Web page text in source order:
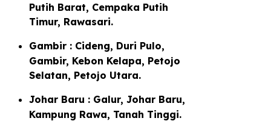
Putih Barat, Cempaka Putih
Timur, Rawasari.
Gambir : Cideng, Duri Pulo,
Gambir, Kebon Kelapa, Petojo
Selatan, Petojo Utara.
Johar Baru : Galur, Johar Baru,
Kampung Rawa, Tanah Tinggi.